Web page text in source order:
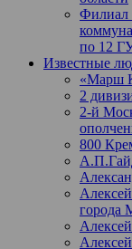
Филиал
по 12
Известные
«Марш
2
2-й
800
города